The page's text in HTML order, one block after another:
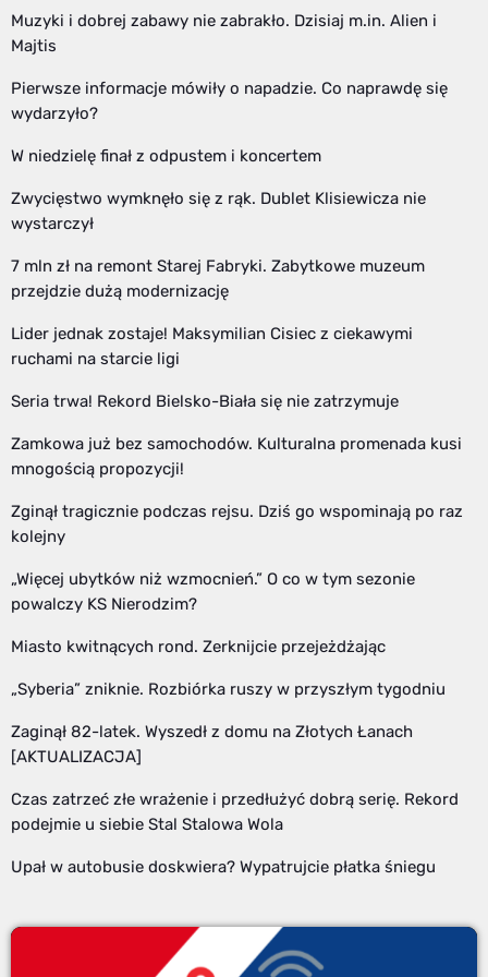
Muzyki i dobrej zabawy nie zabrakło. Dzisiaj m.in. Alien i
Majtis
Pierwsze informacje mówiły o napadzie. Co naprawdę się
wydarzyło?
W niedzielę finał z odpustem i koncertem
Zwycięstwo wymknęło się z rąk. Dublet Klisiewicza nie
wystarczył
7 mln zł na remont Starej Fabryki. Zabytkowe muzeum
przejdzie dużą modernizację
Lider jednak zostaje! Maksymilian Cisiec z ciekawymi
ruchami na starcie ligi
Seria trwa! Rekord Bielsko-Biała się nie zatrzymuje
Zamkowa już bez samochodów. Kulturalna promenada kusi
mnogością propozycji!
Zginął tragicznie podczas rejsu. Dziś go wspominają po raz
kolejny
„Więcej ubytków niż wzmocnień.” O co w tym sezonie
powalczy KS Nierodzim?
Miasto kwitnących rond. Zerknijcie przejeżdżając
„Syberia” zniknie. Rozbiórka ruszy w przyszłym tygodniu
Zaginął 82-latek. Wyszedł z domu na Złotych Łanach
[AKTUALIZACJA]
Czas zatrzeć złe wrażenie i przedłużyć dobrą serię. Rekord
podejmie u siebie Stal Stalowa Wola
Upał w autobusie doskwiera? Wypatrujcie płatka śniegu